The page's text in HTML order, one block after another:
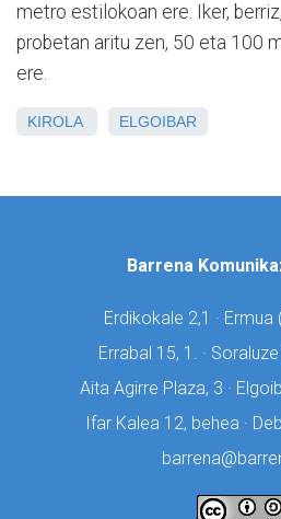
metro estilokoan ere. Iker,
probetan aritu zen, 50 eta 100
ere.
KIROLA ELGOIBAR
Barrena
Erdikokale 2,1 · Ermua
Errabal 15, 1. ·
Aita Agirre Plaza, 3 ·
Ifar Kalea 12, behea ·